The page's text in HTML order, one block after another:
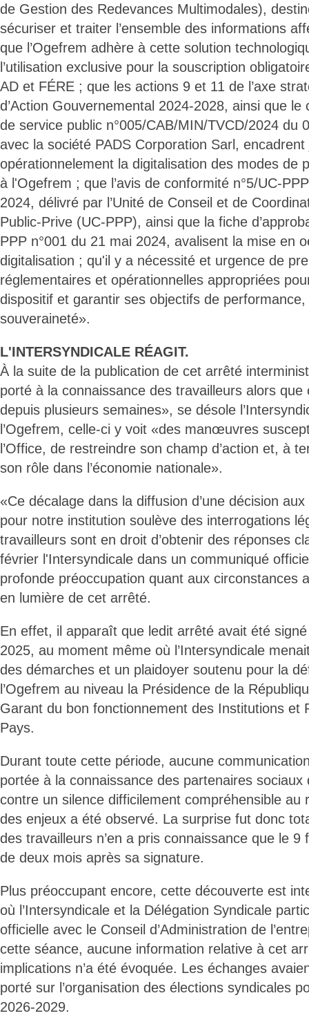
de Gestion des Redevances Multimodales),
sécuriser et traiter l’ensemble des informations
que l’Ogefrem adhère à cette solution
l’utilisation exclusive pour la souscription
AD et FÉRE ; que les actions 9 et 11 de l’axe
d’Action Gouvernemental 2024-2028, ainsi que le
de service public n°005/CAB/MIN/TVCD/2024 du
avec la société PADS Corporation Sarl,
opérationnelement la digitalisation des modes de
à l'Ogefrem ; que l’avis de conformité n°5/UC-
2024, délivré par l’Unité de Conseil et de
Public-Prive (UC-PPP), ainsi que la fiche
PPP n°001 du 21 mai 2024, avalisent la mise en
digitalisation ; qu'il y a nécessité et urgence de
réglementaires et opérationnelles appropriées
dispositif et garantir ses objectifs de
souveraineté».
L'INTERSYNDICALE RÉAGIT.
À la suite de la publication de cet arrêté
porté à la connaissance des travailleurs alors que
depuis plusieurs semaines», se désole
l’Ogefrem, celle-ci y voit «des manœuvres
l’Office, de restreindre son champ d’action et, à
son rôle dans l’économie nationale».
«Ce décalage dans la diffusion d’une décision
pour notre institution soulève des interrogations
travailleurs sont en droit d’obtenir des réponses
février l'Intersyndicale dans un communiqué
profonde préoccupation quant aux circonstances
en lumière de cet arrêté.
En effet, il apparaît que ledit arrêté avait été
2025, au moment même où l’Intersyndicale
des démarches et un plaidoyer soutenu pour la
l’Ogefrem au niveau la Présidence de la
Garant du bon fonctionnement des Institutions et
Pays.
Durant toute cette période, aucune
portée à la connaissance des partenaires
contre un silence difficilement compréhensible au
des enjeux a été observé. La surprise fut donc
des travailleurs n’en a pris connaissance que le
de deux mois après sa signature.
Plus préoccupant encore, cette découverte est
où l’Intersyndicale et la Délégation Syndicale
officielle avec le Conseil d’Administration de
cette séance, aucune information relative à cet
implications n’a été évoquée. Les échanges
porté sur l’organisation des élections syndicales
2026-2029.